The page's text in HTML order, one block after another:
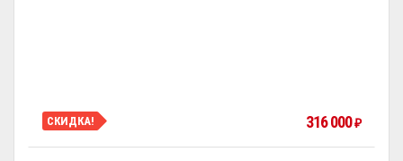
СКИДКА! 316 000₽